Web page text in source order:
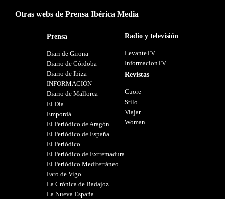
Otras webs de Prensa Ibérica Media
Prensa
Diari de Girona
Diario de Córdoba
Diario de Ibiza
INFORMACIÓN
Diario de Mallorca
El Día
Empordà
El Periódico de Aragón
El Periódico de España
El Periódico
El Periódico de Extremadura
El Periódico Mediterráneo
Faro de Vigo
La Crónica de Badajoz
La Nueva España
Radio y televisión
LevanteTV
InformacionTV
Revistas
Cuore
Stilo
Viajar
Woman